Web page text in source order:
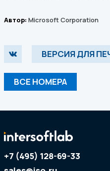
Автор: Microsoft Corporation
ВЕРСИЯ ДЛЯ
ВСЕ НОМЕРА
+7 (495) 128-69-33